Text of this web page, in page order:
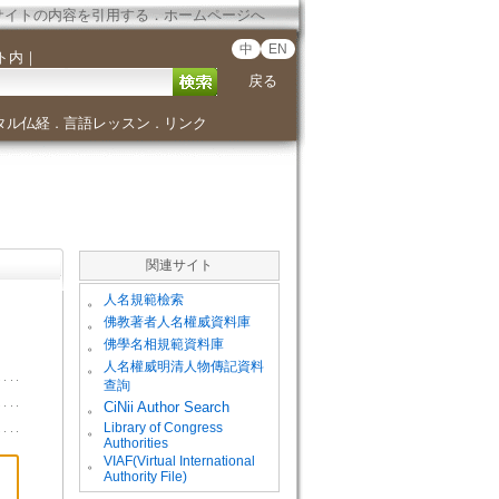
イトの内容を引用する．ホームページへ
内 ｜ 中 EN
戻る
ル仏経． 言語レッスン ． リンク
関連サイト
。 人名規範檢索
。 佛教著者人名權威資料庫
。 佛學名相規範資料庫
。
人名權威明清人物傳記資料
查詢
。
CiNii Author Search
。
Library of Congress
Authorities
。
VIAF(Virtual International
Authority File)